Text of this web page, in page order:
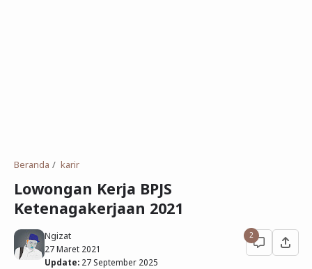
Beranda karir
Lowongan Kerja BPJS
Ketenagakerjaan 2021
Ngizat
27 Maret 2021
Update: 27 September 2025
2